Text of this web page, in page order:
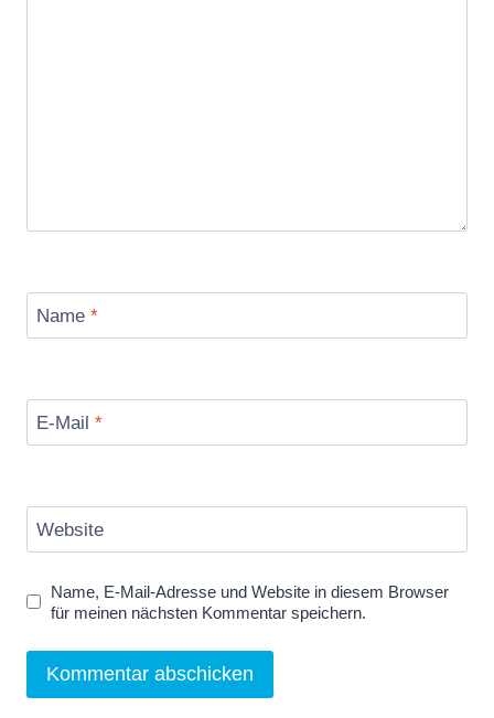
Name *
E-Mail *
Website
Name, E-Mail-Adresse und Website in diesem Browser
für meinen nächsten Kommentar speichern.